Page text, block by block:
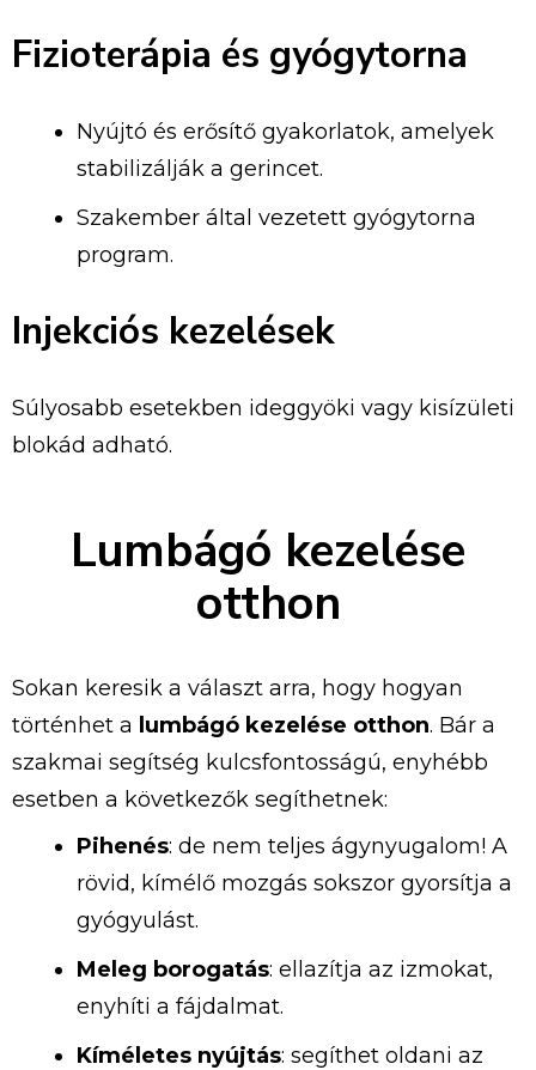
Fizioterápia és gyógytorna
Nyújtó és erősítő gyakorlatok, amelyek
stabilizálják a gerincet.
Szakember által vezetett gyógytorna
program.
Injekciós kezelések
Súlyosabb esetekben ideggyöki vagy kisízületi
blokád adható.
Lumbágó kezelése
otthon
Sokan keresik a választ arra, hogy hogyan
történhet a lumbágó kezelése otthon. Bár a
szakmai segítség kulcsfontosságú, enyhébb
esetben a következők segíthetnek:
Pihenés: de nem teljes ágynyugalom! A
rövid, kímélő mozgás sokszor gyorsítja a
gyógyulást.
Meleg borogatás: ellazítja az izmokat,
enyhíti a fájdalmat.
Kíméletes nyújtás: segíthet oldani az